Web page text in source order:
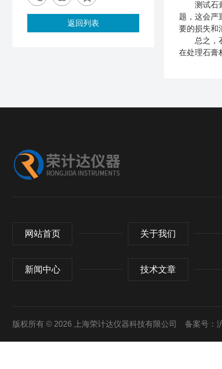
测试石膏
题，这会严
要的损失和
总之，石
在处理石膏
返回列表
网站首页 关于我们
新闻中心 技术文章
版权所有 © 2026 上海荣计达仪器科技有限公司 备案号：